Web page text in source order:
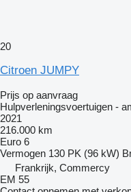
20
Citroen JUMPY
Prijs op aanvraag
Hulpverleningsvoertuigen -
2021
216.000 km
Euro 6
Vermogen 130 PK (96 kW)
Frankrijk, Commercy
EM 55